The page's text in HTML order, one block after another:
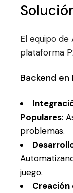
El equipo de
plataforma
Backend en
Populares:
problemas.
juego.
Creación